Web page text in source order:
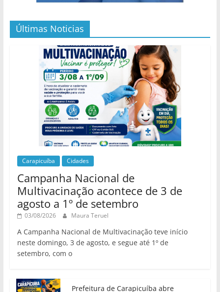
Últimas Noticias
Carapicuíba Cidades
Campanha Nacional de
Multivacinação acontece de 3 de
agosto a 1º de setembro
03/08/2026 Maura Teruel
A Campanha Nacional de Multivacinação teve início
neste domingo, 3 de agosto, e segue até 1º de
setembro, com o
Prefeitura de Carapicuíba abre